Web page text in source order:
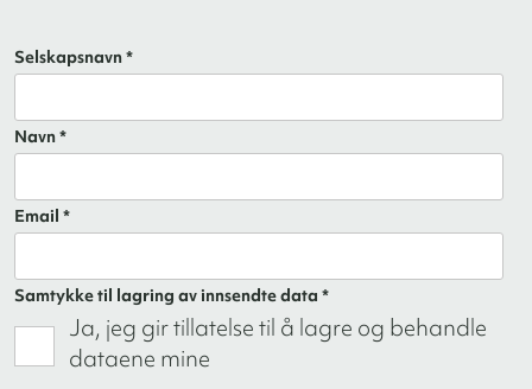
Selskapsnavn *
Navn *
Email *
Samtykke til lagring av innsendte data *
Ja, jeg gir tillatelse til å lagre og behandle
dataene mine